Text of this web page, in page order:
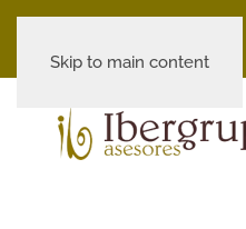
Skip to main content